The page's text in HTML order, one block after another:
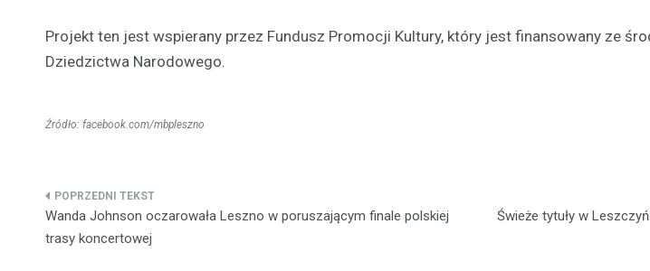
Projekt ten jest wspierany przez Fundusz Promocji Kultury, który jest finansowany ze
Dziedzictwa Narodowego.
Źródło: facebook.com/mbpleszno
Nawigacja
wpisu
Wanda Johnson oczarowała Leszno w poruszającym finale polskiej
trasy koncertowej
Świeże tytuły w